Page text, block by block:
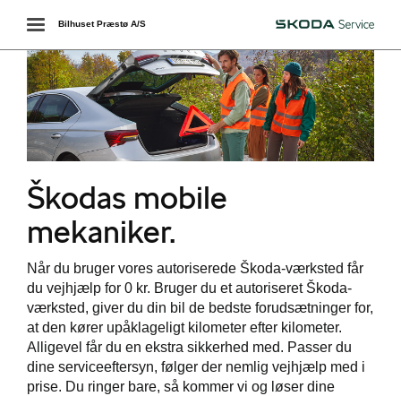
service
Toggle
navigation
Škoda
Bilhuset Præstø A/S
Škodas mobile
mekaniker.
Når du bruger vores autoriserede Škoda-værksted får
du vejhjælp for 0 kr. Bruger du et autoriseret Škoda-
værksted, giver du din bil de bedste forudsætninger for,
at den kører upåklageligt kilometer efter kilometer.
Alligevel får du en ekstra sikkerhed med. Passer du
dine serviceeftersyn, følger der nemlig vejhjælp med i
prise. Du ringer bare, så kommer vi og løser dine